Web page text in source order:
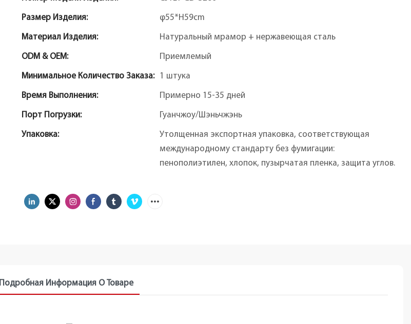
Размер Изделия: φ55*H59cm
Материал Изделия: Натуральный мрамор + нержавеющая сталь
ODM & OEM: Приемлемый
Минимальное Количество Заказа: 1 штука
Время Выполнения: Примерно 15-35 дней
Порт Погрузки: Гуанчжоу/Шэньчжэнь
Упаковка:
Утолщенная экспортная упаковка, соответствующая
международному стандарту без фумигации:
пенополиэтилен, хлопок, пузырчатая пленка, защита углов.
Подробная Информация О Товаре